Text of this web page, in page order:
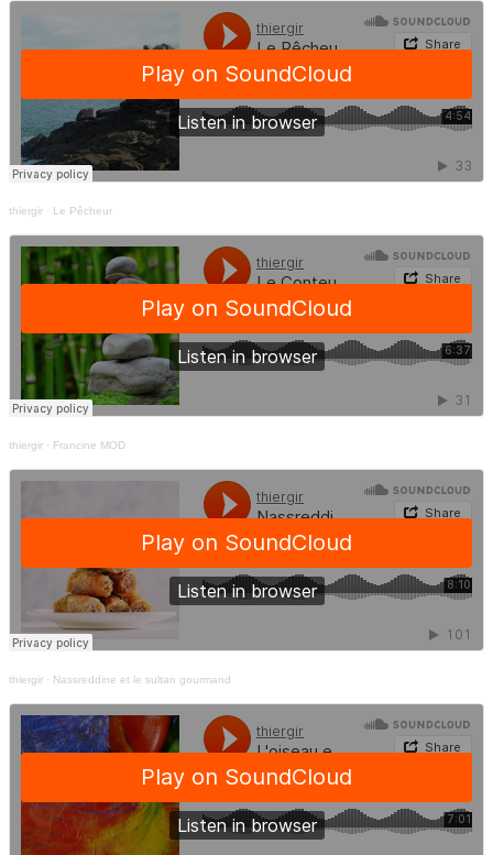
thiergir · Le Pêcheur
thiergir · Francine MOD
thiergir · Nassreddine et le sultan gourmand